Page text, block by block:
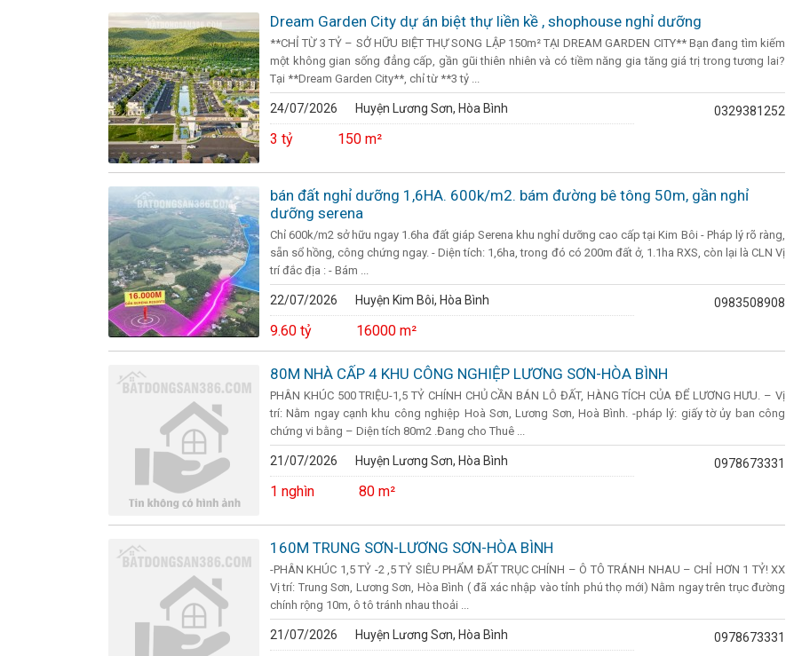
Dream Garden City dự án biệt thự liền kề , shophouse nghỉ dưỡng
**CHỈ TỪ 3 TỶ – SỞ HỮU BIỆT THỰ SONG LẬP 150m² TẠI DREAM GARDEN CITY** Bạn đang tìm kiếm
một không gian sống đẳng cấp, gần gũi thiên nhiên và có tiềm năng gia tăng giá trị trong tương lai?
Tại **Dream Garden City**, chỉ từ **3 tỷ ...
24/07/2026 Huyện Lương Sơn, Hòa Bình
3 tỷ 150 m²
0329381252
bán đất nghỉ dưỡng 1,6HA. 600k/m2. bám đường bê tông 50m, gần nghỉ
dưỡng serena
Chỉ 600k/m2 sở hữu ngay 1.6ha đất giáp Serena khu nghỉ dưỡng cao cấp tại Kim Bôi - Pháp lý rõ ràng,
sẵn sổ hồng, công chứng ngay. - Diện tích: 1,6ha, trong đó có 200m đất ở, 1.1ha RXS, còn lại là CLN Vị
trí đắc địa : - Bám ...
22/07/2026 Huyện Kim Bôi, Hòa Bình
9.60 tỷ 16000 m²
0983508908
80M NHÀ CẤP 4 KHU CÔNG NGHIỆP LƯƠNG SƠN-HÒA BÌNH
PHÂN KHÚC 500 TRIỆU-1,5 TỶ CHÍNH CHỦ CẦN BÁN LÔ ĐẤT, HÀNG TÍCH CỦA ĐỂ LƯƠNG HƯU. – Vị
trí: Nằm ngay cạnh khu công nghiệp Hoà Sơn, Lương Sơn, Hoà Bình. -pháp lý: giấy tờ ủy ban công
chứng vi bằng – Diện tích 80m2 .Đang cho Thuê ...
21/07/2026 Huyện Lương Sơn, Hòa Bình
1 nghìn 80 m²
0978673331
160M TRUNG SƠN-LƯƠNG SƠN-HÒA BÌNH
-PHÂN KHÚC 1,5 TỶ -2 ,5 TỶ SIÊU PHẨM ĐẤT TRỤC CHÍNH – Ô TÔ TRÁNH NHAU – CHỈ HƠN 1 TỶ! XX
Vị trí: Trung Sơn, Lương Sơn, Hòa Bình ( đã xác nhập vào tỉnh phú thọ mới) Nằm ngay trên trục đường
chính rộng 10m, ô tô tránh nhau thoải ...
21/07/2026 Huyện Lương Sơn, Hòa Bình 0978673331